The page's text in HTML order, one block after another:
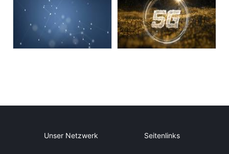
Unser Netzwerk Seitenlinks